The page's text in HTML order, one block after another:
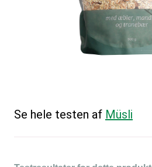
Se hele testen af Müsli